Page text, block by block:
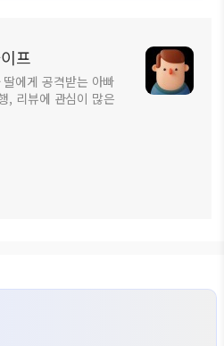
프
에게 공격받는 아빠
, 리뷰에 관심이 많은